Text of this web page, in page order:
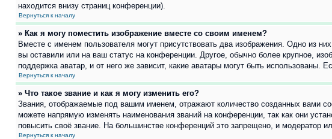
находится внизу страниц конференции).
Вернуться к началу
» Как я могу поместить изображение вместе со своим именем?
Вместе с именем пользователя могут присутствовать два изображения. Одно из
вы оставили или на ваш статус на конференции. Другое, обычно более крупное,
поддержка аватар, и от него же зависит, какие аватары могут быть
Вернуться к началу
» Что такое звание и как я могу изменить его?
Звания, отображаемые под вашим именем, отражают количество созданных вами
можете напрямую изменять наименования званий на конференции, так как они
повысить своё звание. На большинстве конференций это запрещено, и модератор
Вернуться к началу